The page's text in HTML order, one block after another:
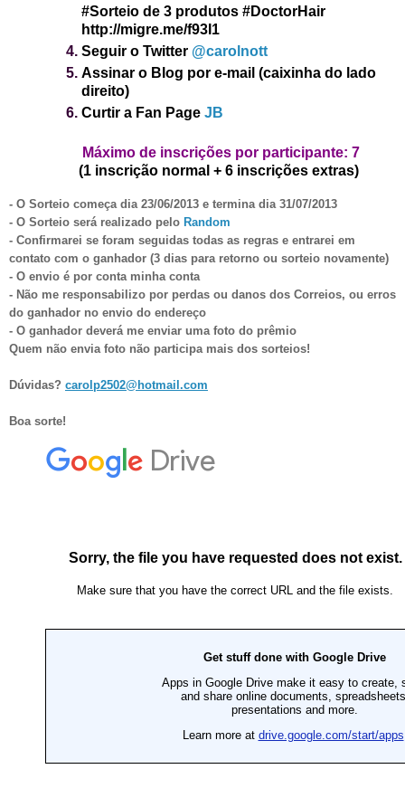
#Sorteio de 3 produtos #DoctorHair
http://migre.me/f93I1
Seguir o Twitter @carolnott
Assinar o Blog por e-mail (caixinha do lado
direito)
Curtir a Fan Page JB
Máximo de inscrições por participante: 7
(1 inscrição normal + 6 inscrições extras)
- O Sorteio começa dia 23/06/2013 e termina dia 31/07/2013
- O Sorteio será realizado pelo Random
- Confirmarei se foram seguidas todas as regras e entrarei em
contato com o ganhador (3 dias para retorno ou sorteio novamente)
- O envio é por conta minha conta
- Não me responsabilizo por perdas ou danos dos Correios, ou erros
do ganhador no envio do endereço
- O ganhador deverá me enviar uma foto do prêmio
Quem não envia foto não participa mais dos sorteios!
Dúvidas? carolp2502@hotmail.com
Boa sorte!